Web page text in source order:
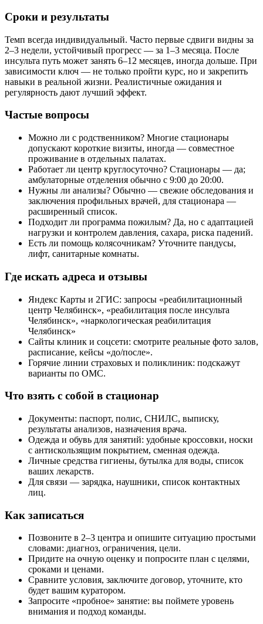
Сроки и результаты
Темп всегда индивидуальный. Часто первые сдвиги видны за
2–3 недели, устойчивый прогресс — за 1–3 месяца. После
инсульта путь может занять 6–12 месяцев, иногда дольше. При
зависимости ключ — не только пройти курс, но и закрепить
навыки в реальной жизни. Реалистичные ожидания и
регулярность дают лучший эффект.
Частые вопросы
Можно ли с родственником? Многие стационары
допускают короткие визиты, иногда — совместное
проживание в отдельных палатах.
Работает ли центр круглосуточно? Стационары — да;
амбулаторные отделения обычно с 9:00 до 20:00.
Нужны ли анализы? Обычно — свежие обследования и
заключения профильных врачей, для стационара —
расширенный список.
Подходит ли программа пожилым? Да, но с адаптацией
нагрузки и контролем давления, сахара, риска падений.
Есть ли помощь колясочникам? Уточните пандусы,
лифт, санитарные комнаты.
Где искать адреса и отзывы
Яндекс Карты и 2ГИС: запросы «реабилитационный
центр Челябинск», «реабилитация после инсульта
Челябинск», «наркологическая реабилитация
Челябинск»
Сайты клиник и соцсети: смотрите реальные фото залов,
расписание, кейсы «до/после».
Горячие линии страховых и поликлиник: подскажут
варианты по ОМС.
Что взять с собой в стационар
Документы: паспорт, полис, СНИЛС, выписку,
результаты анализов, назначения врача.
Одежда и обувь для занятий: удобные кроссовки, носки
с антискользящим покрытием, сменная одежда.
Личные средства гигиены, бутылка для воды, список
ваших лекарств.
Для связи — зарядка, наушники, список контактных
лиц.
Как записаться
Позвоните в 2–3 центра и опишите ситуацию простыми
словами: диагноз, ограничения, цели.
Придите на очную оценку и попросите план с целями,
сроками и ценами.
Сравните условия, заключите договор, уточните, кто
будет вашим куратором.
Запросите «пробное» занятие: вы поймете уровень
внимания и подход команды.